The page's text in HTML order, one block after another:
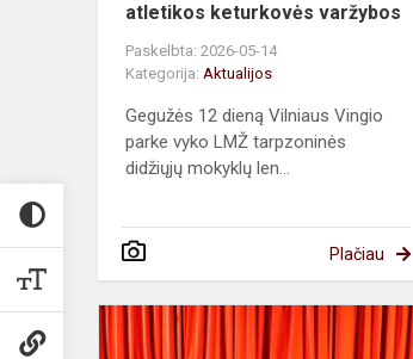
atletikos keturkovės varžybos
Paskelbta: 2026-05-14
Kategorija: Aktualijos
Gegužės 12 dieną Vilniaus Vingio
parke vyko LMŽ tarpzoninės
didžiųjų mokyklų len...
Plačiau